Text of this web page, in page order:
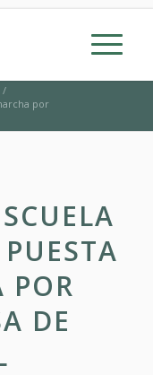
/
por
POR
DE